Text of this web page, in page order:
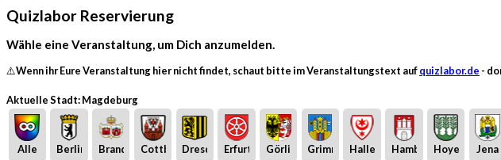
Quizlabor Reservierung
Wähle eine Veranstaltung, um Dich anzumelden.
⚠️Wenn ihr Eure Veranstaltung hier nicht findet, schaut bitte im Veranstaltungstext aufquizlabor.de -
Aktuelle Stadt: Magdeburg
Alle Berlin Brandenburg
Cottbus Dresden Erfurt Görlitz Grimma Halle HamburgHoyerswerda
Jena